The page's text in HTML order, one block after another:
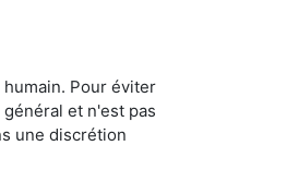
Pour éviter
et n'est pas
une discrétion